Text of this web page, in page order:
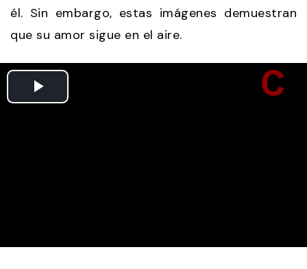
él. Sin embargo, estas imágenes demuestran
que su amor sigue en el aire.